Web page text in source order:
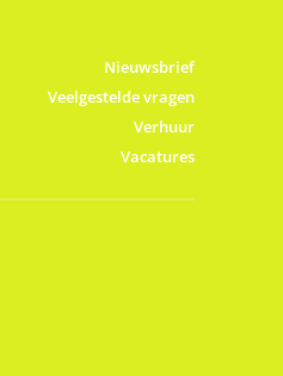
Nieuwsbrief
Veelgestelde vragen
Verhuur
Vacatures